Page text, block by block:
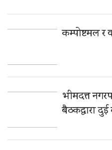
कम्पोष्टमल र
भीमदत्त
बैठकद्वारा